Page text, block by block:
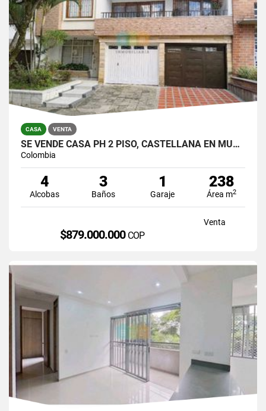
CASA VENTA
SE VENDE CASA PH 2 PISO, CASTELLANA EN MUY BUEN ESTADO PARA VIVIR.
Colombia
4
Alcobas
3
Baños
1
Garaje
238
Área m2
Venta
$879.000.000 COP